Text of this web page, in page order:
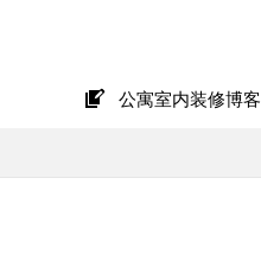
公寓室内装修博客